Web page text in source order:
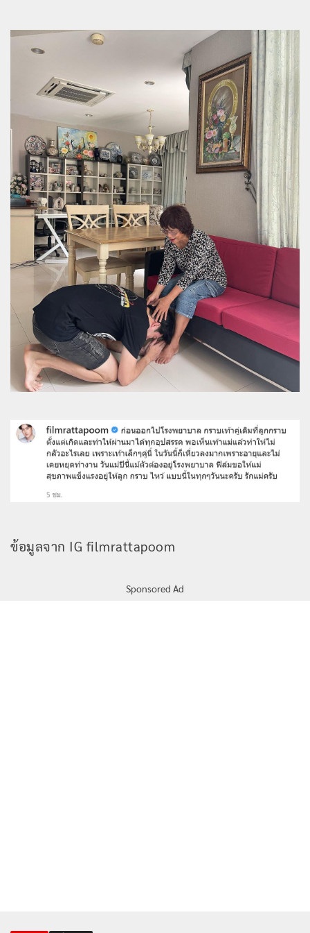
ข้อมูลจาก IG filmrattapoom
Sponsored Ad